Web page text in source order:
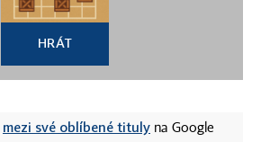
HRÁT
mezi své oblíbené tituly na Google